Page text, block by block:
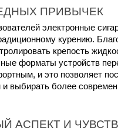
ПРИВЫЧЕК
электронные
курению.
крепость
форматы устройств
и это позволяет
и выбирать более
АСПЕКТ И